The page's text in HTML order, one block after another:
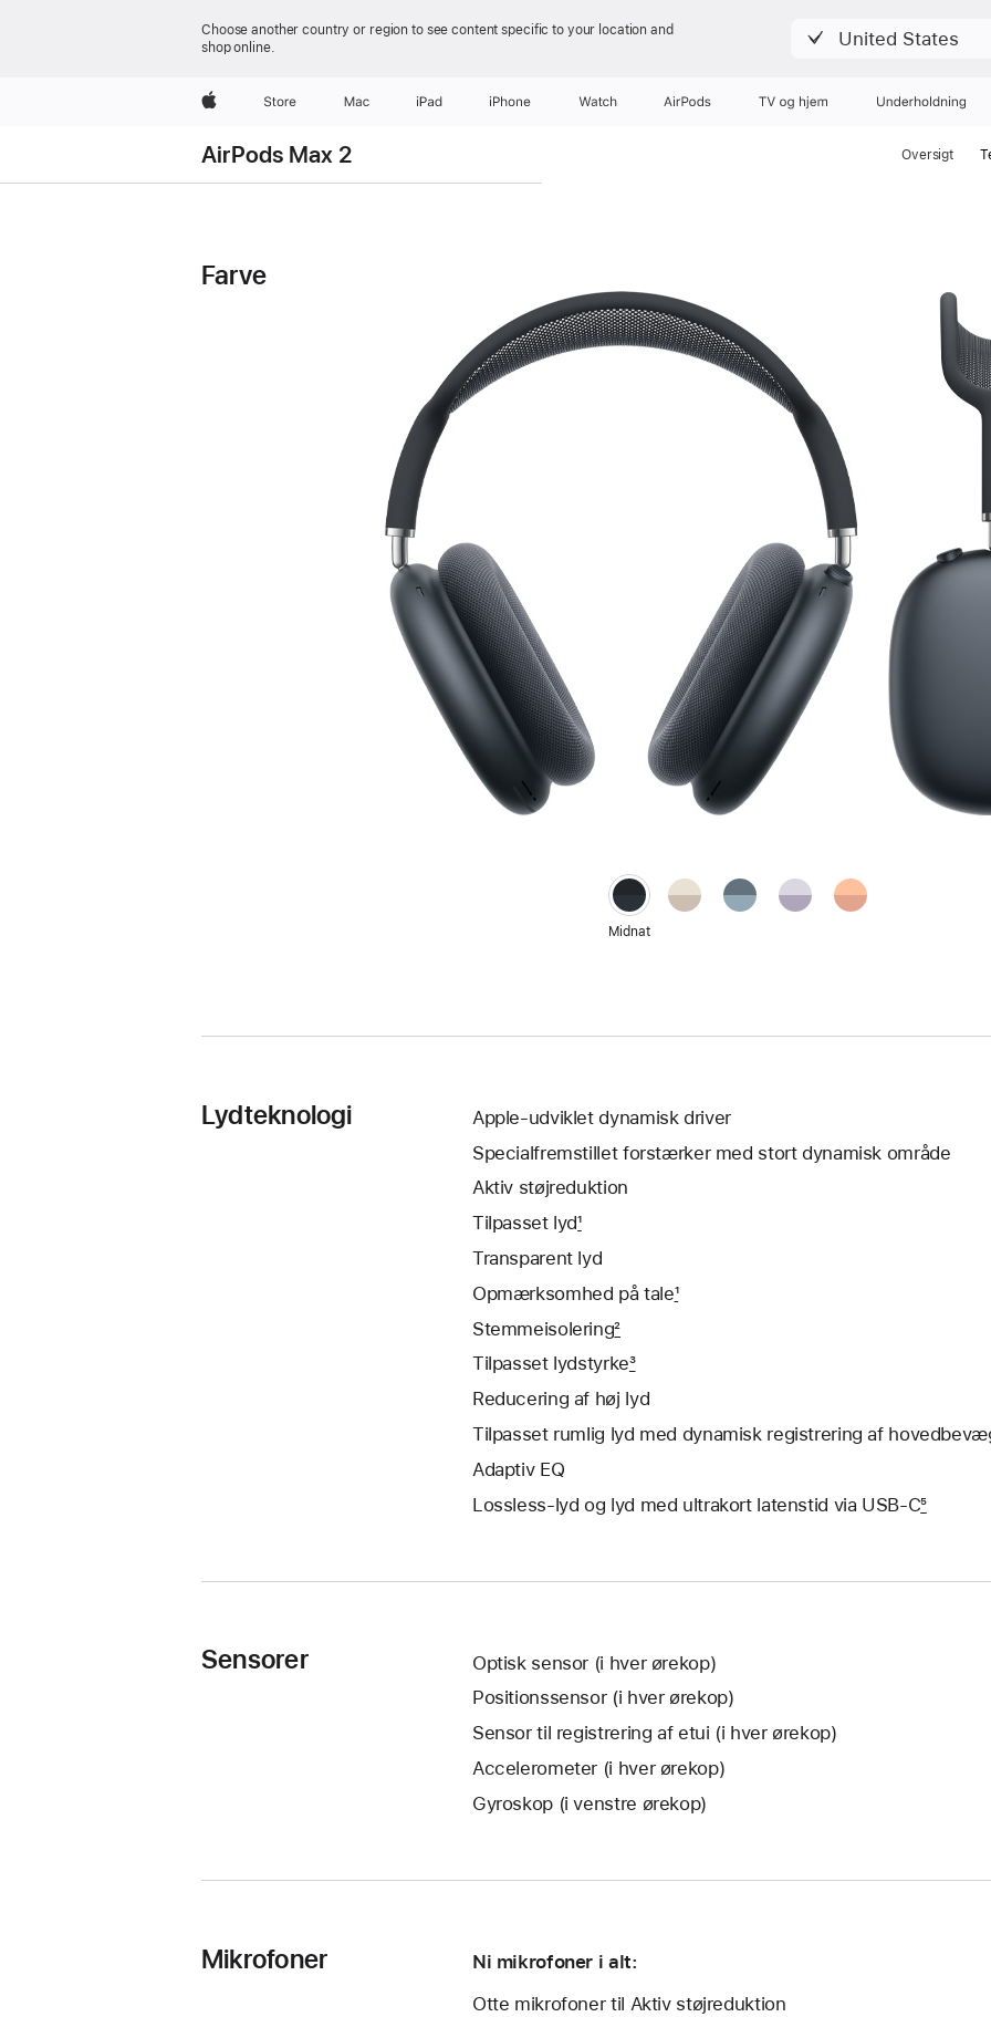
Choose another country or region to see content specific to your location and
shop online.
United States
AppleStore Mac iPad iPhone Watch AirPods TV og hjem Underholdning
AirPods Max 2 Oversigt
–
Farve
Midnat
Stjerneskær Blå Lilla Orange
Lyd­teknologi
Apple-udviklet dynamisk driver
Specialfremstillet for­stærker med stort dynamisk område
Aktiv støj­reduktion
Tilpasset lyd1
Transparent lyd
Opmærk­somhed på tale1
Stemmeisolering2
Tilpasset lydstyrke3
Reducering af høj lyd
Tilpasset rumlig lyd med dynamisk registrering af
Adaptiv EQ
Lossless-lyd og lyd med ultrakort latenstid via USB‑C5
Sensorer
Optisk sensor (i hver ørekop)
Positionssensor (i hver ørekop)
Sensor til registrering af etui (i hver ørekop)
Accelerometer (i hver ørekop)
Gyroskop (i venstre ørekop)
Mikro­foner
Ni mikro­foner i alt:
Otte mikro­foner til Aktiv støj­reduktion